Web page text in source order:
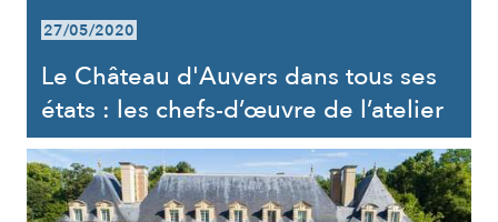
27/05/2020
Le Château d'Auvers dans tous ses
états : les chefs-d’œuvre de l’atelier